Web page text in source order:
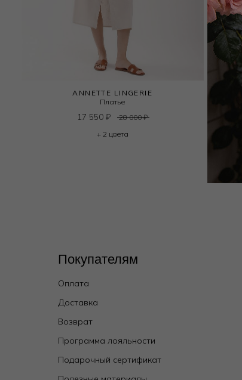
ANNETTE LINGERIE
Платье
17 550₽ 28 000₽
+ 2 цвета
Покупателям
Оплата
Доставка
Возврат
Программа лояльности
Подарочный сертификат